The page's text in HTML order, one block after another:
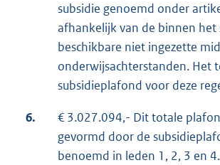
subsidie genoemd onder
afhankelijk van de binnen het
beschikbare niet ingezette
onderwijsachterstanden. Het
subsidieplafond voor deze
6.
€ 3.027.094,- Dit totale
gevormd door de
benoemd in leden 1, 2, 3 en